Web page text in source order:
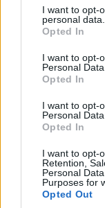
a este sitio y
parte inferior de la
Please note that
services and may
not limited to your
use your data for
consent section.
I want to opt-
personal data.
Opted In
I want to opt-
Personal Data.
Opted In
I want to opt-
Personal
Opted In
I want to opt-
Retention,
Personal
Purposes for
Opted Out
comida
participativo y
activamente.
Una
de Castilla